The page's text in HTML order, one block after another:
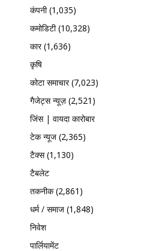
कंपनी(1,035)
कमोडिटी(10,328)
कार(1,636)
कृषि
कोटा समाचार(7,023)
गैजेट्स न्यूज़ (2,521)
जिंस | वायदा कारोबार
टेक न्यूज (2,365)
टैक्स(1,130)
टैबलेट
तकनीक(2,861)
धर्म / समाज (1,848)
निवेश
पार्लियामेंट